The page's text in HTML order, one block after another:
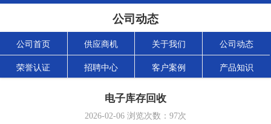
公司动态
公司首页 供应商机 关于我们 公司动态
荣誉认证 招聘中心 客户案例 产品知识
电子库存回收
2026-02-06 浏览次数： 97次